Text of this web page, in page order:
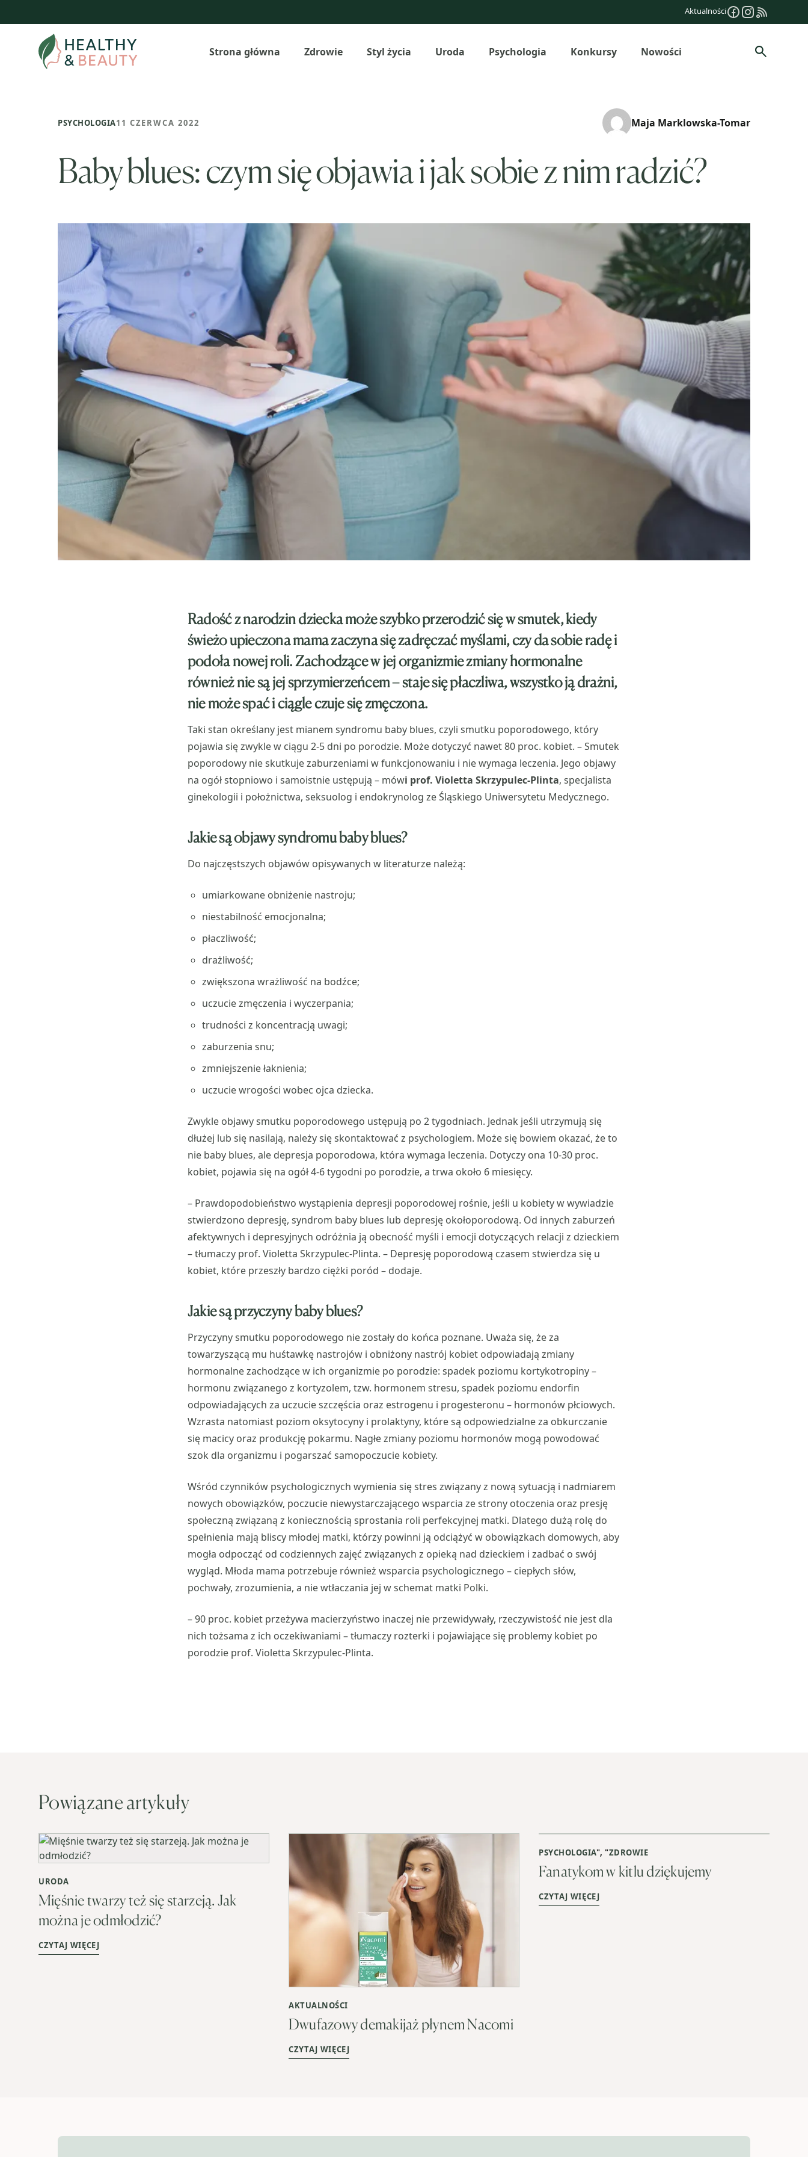
do
Aktualności
Strona główna Zdrowie Styl życia Uroda Psychologia Konkursy Nowości Szukaj
PSYCHOLOGIA11 CZERWCA 2022 Maja Marklowska-Tomar
Baby blues: czym się objawia i jak sobie z nim radzić?
Radość z narodzin dziecka może szybko przerodzić się w smutek, kiedy
świeżo upieczona mama zaczyna się zadręczać myślami, czy da sobie radę i
podoła nowej roli. Zachodzące w jej organizmie zmiany hormonalne
również nie są jej sprzymierzeńcem – staje się płaczliwa, wszystko ją drażni,
nie może spać i ciągle czuje się zmęczona.
Taki stan określany jest mianem syndromu baby blues, czyli smutku poporodowego, który
pojawia się zwykle w ciągu 2-5 dni po porodzie. Może dotyczyć nawet 80 proc. kobiet. – Smutek
poporodowy nie skutkuje zaburzeniami w funkcjonowaniu i nie wymaga leczenia. Jego objawy
na ogół stopniowo i samoistnie ustępują – mówi prof. Violetta Skrzypulec-Plinta, specjalista
ginekologii i położnictwa, seksuolog i endokrynolog ze Śląskiego Uniwersytetu Medycznego.
Jakie są objawy syndromu baby blues?
Do najczęstszych objawów opisywanych w literaturze należą:
umiarkowane obniżenie nastroju;
niestabilność emocjonalna;
płaczliwość;
drażliwość;
zwiększona wrażliwość na bodźce;
uczucie zmęczenia i wyczerpania;
trudności z koncentracją uwagi;
zaburzenia snu;
zmniejszenie łaknienia;
uczucie wrogości wobec ojca dziecka.
Zwykle objawy smutku poporodowego ustępują po 2 tygodniach. Jednak jeśli utrzymują się
dłużej lub się nasilają, należy się skontaktować z psychologiem. Może się bowiem okazać, że to
nie baby blues, ale depresja poporodowa, która wymaga leczenia. Dotyczy ona 10-30 proc.
kobiet, pojawia się na ogół 4-6 tygodni po porodzie, a trwa około 6 miesięcy.
– Prawdopodobieństwo wystąpienia depresji poporodowej rośnie, jeśli u kobiety w wywiadzie
stwierdzono depresję, syndrom baby blues lub depresję okołoporodową. Od innych zaburzeń
afektywnych i depresyjnych odróżnia ją obecność myśli i emocji dotyczących relacji z dzieckiem
– tłumaczy prof. Violetta Skrzypulec-Plinta. – Depresję poporodową czasem stwierdza się u
kobiet, które przeszły bardzo ciężki poród – dodaje.
Jakie są przyczyny baby blues?
Przyczyny smutku poporodowego nie zostały do końca poznane. Uważa się, że za
towarzyszącą mu huśtawkę nastrojów i obniżony nastrój kobiet odpowiadają zmiany
hormonalne zachodzące w ich organizmie po porodzie: spadek poziomu kortykotropiny –
hormonu związanego z kortyzolem, tzw. hormonem stresu, spadek poziomu endorfin
odpowiadających za uczucie szczęścia oraz estrogenu i progesteronu – hormonów płciowych.
Wzrasta natomiast poziom oksytocyny i prolaktyny, które są odpowiedzialne za obkurczanie
się macicy oraz produkcję pokarmu. Nagłe zmiany poziomu hormonów mogą powodować
szok dla organizmu i pogarszać samopoczucie kobiety.
Wśród czynników psychologicznych wymienia się stres związany z nową sytuacją i nadmiarem
nowych obowiązków, poczucie niewystarczającego wsparcia ze strony otoczenia oraz presję
społeczną związaną z koniecznością sprostania roli perfekcyjnej matki. Dlatego dużą rolę do
spełnienia mają bliscy młodej matki, którzy powinni ją odciążyć w obowiązkach domowych, aby
mogła odpocząć od codziennych zajęć związanych z opieką nad dzieckiem i zadbać o swój
wygląd. Młoda mama potrzebuje również wsparcia psychologicznego – ciepłych słów,
pochwały, zrozumienia, a nie wtłaczania jej w schemat matki Polki.
– 90 proc. kobiet przeżywa macierzyństwo inaczej nie przewidywały, rzeczywistość nie jest dla
nich tożsama z ich oczekiwaniami – tłumaczy rozterki i pojawiające się problemy kobiet po
porodzie prof. Violetta Skrzypulec-Plinta.
Powiązane artykuły
URODA
Mięśnie twarzy też się starzeją. Jak
można je odmłodzić?
CZYTAJ WIĘCEJ
AKTUALNOŚCI
Dwufazowy demakijaż płynem Nacomi
CZYTAJ WIĘCEJ
PSYCHOLOGIA", "ZDROWIE
Fanatykom w kitlu dziękujemy
CZYTAJ WIĘCEJ